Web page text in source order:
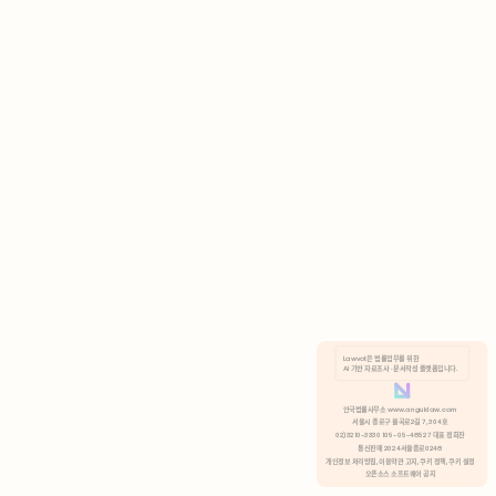
분석 쿠키 허용
Lawvot은 법률업무를 위한
AI 기반 자료조사 · 문서작성 플랫폼입니다.
안국법률사무소 www.anguklaw.com
서울시 종로구 율곡로2길 7, 304호
02)3210-3330 105-05-48527 대표 정희찬
통신판매 2024서울종로0248
개인정보 처리방침, 이용약관 고지, 쿠키 정책, 쿠키 설정
오픈소스 소프트웨어 공지